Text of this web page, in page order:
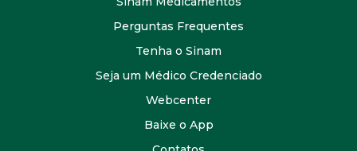
Perguntas Frequentes
Tenha o Sinam
Seja um Médico Credenciado
Webcenter
Baixe o App